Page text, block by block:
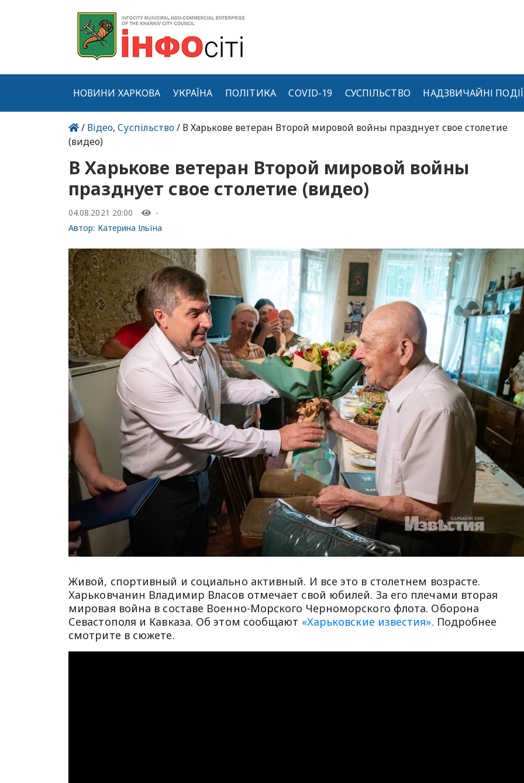
НОВИНИ ХАРКОВА УКРАЇНА ПОЛІТИКА COVID-19 СУСПІЛЬСТВО НАДЗВИЧАЙНІ ПОДІЇ
/ Відео,Суспільство/ В Харькове ветеран Второй мировой войны празднует свое столетие
(видео)
В Харькове ветеран Второй мировой войны
празднует свое столетие (видео)
04.08.2021 20:00
-
Автор: Катерина Ільїна
Живой, спортивный и социально активный. И все это в столетнем возрасте.
Харьковчанин Владимир Власов отмечает свой юбилей. За его плечами вторая
мировая война в составе Военно-Морского Черноморского флота. Оборона
Севастополя и Кавказа. Об этом сообщают «Харьковские известия». Подробнее
смотрите в сюжете.